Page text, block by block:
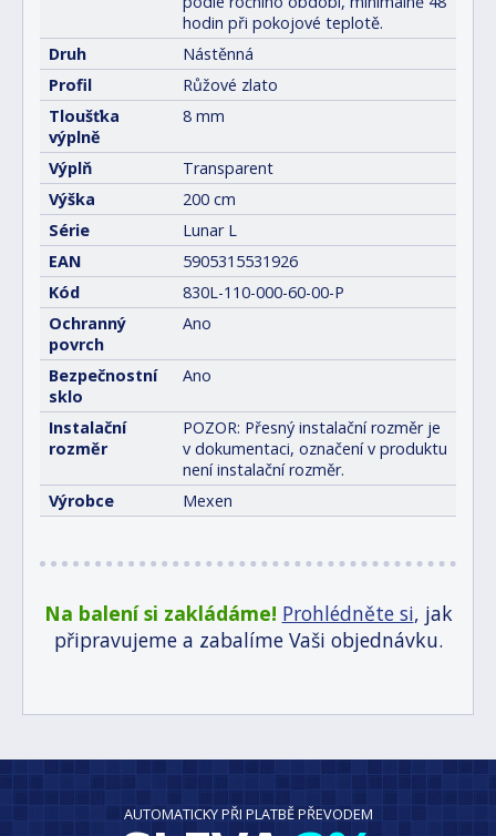
hodin při pokojové teplotě.
Druh
Nástěnná
Profil
Růžové zlato
Tloušťka
výplně
8 mm
Výplň
Transparent
Výška
200 cm
Série
Lunar L
EAN
5905315531926
Kód
830L-110-000-60-00-P
Ochranný
povrch
Ano
Bezpečnostní
sklo
Ano
Instalační
rozměr
POZOR: Přesný instalační rozměr je
v dokumentaci, označení v produktu
není instalační rozměr.
Výrobce
Mexen
Na balení si zakládáme! Prohlédněte si, jak
připravujeme a zabalíme Vaši objednávku.
AUTOMATICKY PŘI PLATBĚ PŘEVODEM